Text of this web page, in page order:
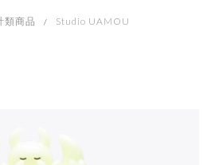
類商品 Studio UAMOU